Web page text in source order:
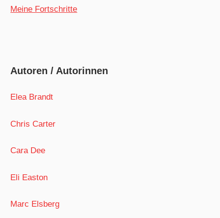
Meine Fortschritte
Autoren / Autorinnen
Elea Brandt
Chris Carter
Cara Dee
Eli Easton
Marc Elsberg